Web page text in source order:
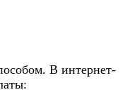
В интернет-